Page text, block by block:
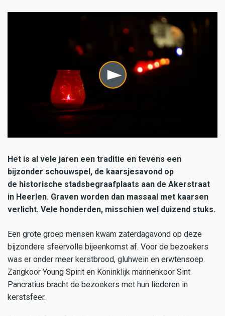
Het is al vele jaren een traditie en tevens een
bijzonder schouwspel, de kaarsjesavond op
de historische stadsbegraafplaats aan de Akerstraat
in Heerlen. Graven worden dan massaal met kaarsen
verlicht. Vele honderden, misschien wel duizend stuks.
Een grote groep mensen kwam zaterdagavond op deze
bijzondere sfeervolle bijeenkomst af. Voor de bezoekers
was er onder meer kerstbrood, gluhwein en erwtensoep.
Zangkoor Young Spirit en Koninklijk mannenkoor Sint
Pancratius bracht de bezoekers met hun liederen in
kerstsfeer.